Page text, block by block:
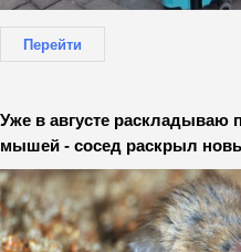
Перейти
Уже в августе раскладываю
мышей - сосед раскрыл